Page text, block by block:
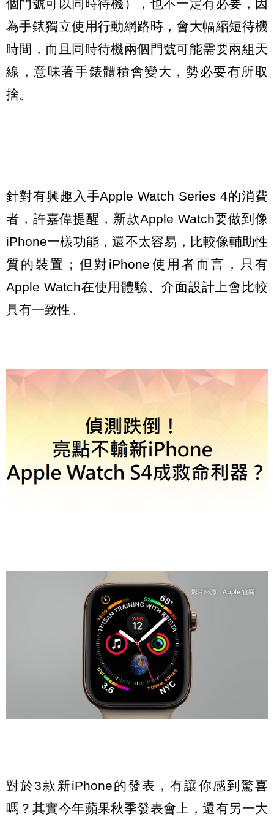
個門號可以同時待機），也不一定有必要，因
為手錶獨立使用行動網路時，會大幅縮短待機
時間，而且同時待機兩個門號可能需要兩組天
線，意味著手錶體積會變大，勢必要有所取
捨。
針對有興趣入手Apple Watch Series 4的消費
者，許嘉偉提醒，新款Apple Watch要做到像
iPhone一樣功能，還不太容易，比較像輔助性
質的裝置；但對iPhone使用者而言，只有
Apple Watch在使用體驗、介面設計上會比較
具有一致性。
對於3款新iPhone的發表，有讓你感到驚喜
嗎？其實今年蘋果秋季發表會上，還有另一大